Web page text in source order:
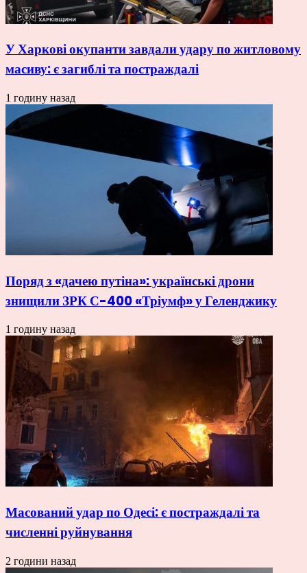
У Харкові окупанти завдали удару по житловому
масиву: є загиблі та постраждалі
1 годину назад
Поряд з «дачею путіна»: українські дрони
знищили ЗРК С-400 «Тріумф» у Геленджику
1 годину назад
Масований удар по Одесі: є постраждалі та
численні руйнування
2 години назад